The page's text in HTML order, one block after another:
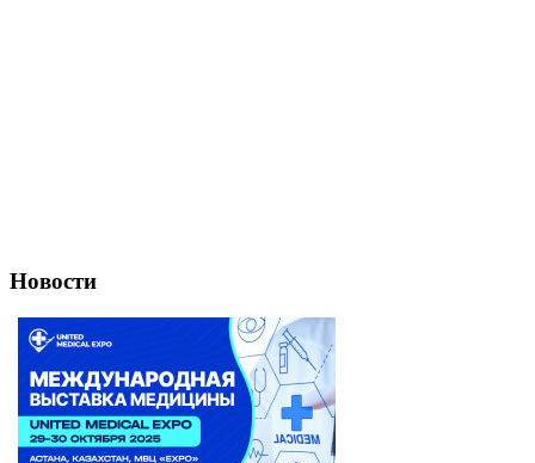
Новости